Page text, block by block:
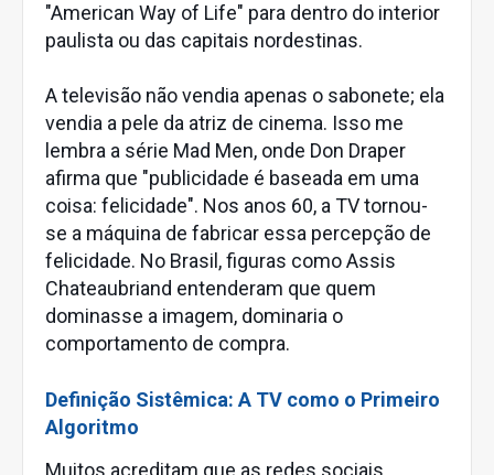
"American Way of Life" para dentro do interior
paulista ou das capitais nordestinas.
A televisão não vendia apenas o sabonete; ela
vendia a pele da atriz de cinema. Isso me
lembra a série Mad Men, onde Don Draper
afirma que "publicidade é baseada em uma
coisa: felicidade". Nos anos 60, a TV tornou-
se a máquina de fabricar essa percepção de
felicidade. No Brasil, figuras como Assis
Chateaubriand entenderam que quem
dominasse a imagem, dominaria o
comportamento de compra.
Definição Sistêmica: A TV como o Primeiro
Algoritmo
Muitos acreditam que as redes sociais